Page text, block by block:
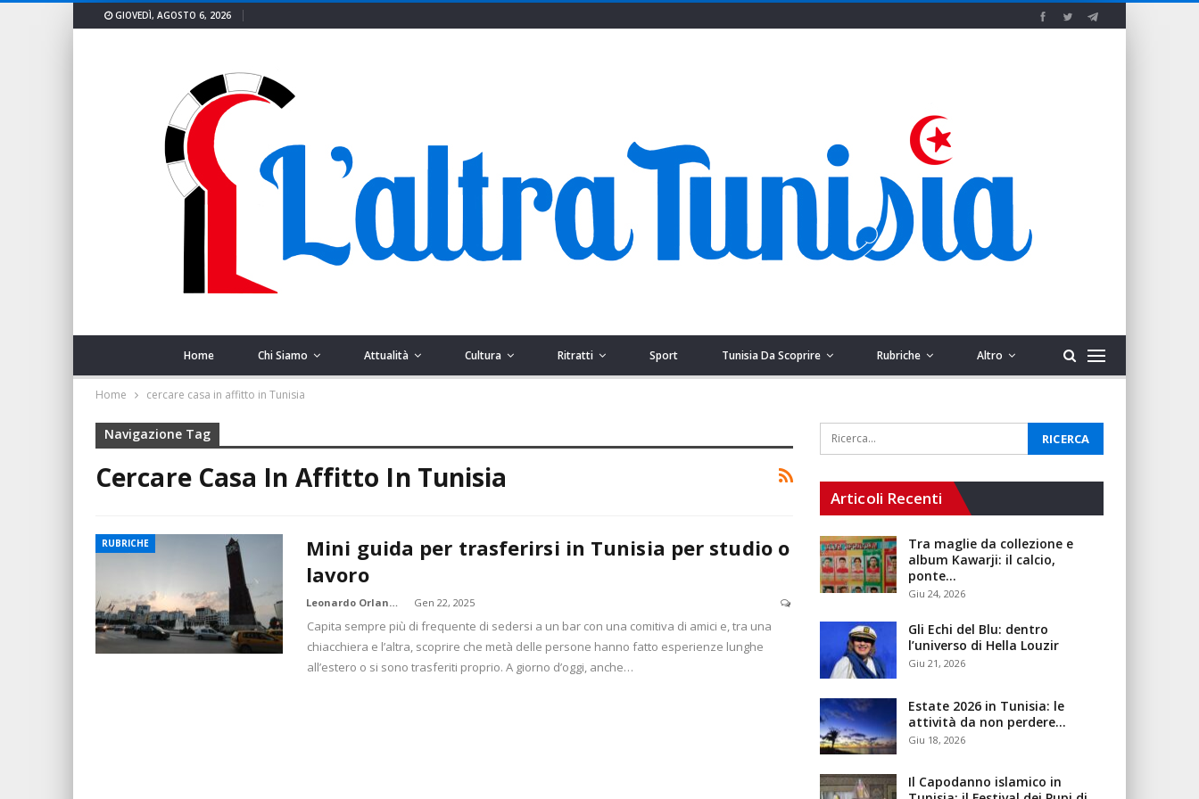
GIOVEDÌ, AGOSTO 6, 2026
Home Chi Siamo Attualità Cultura Ritratti Sport Tunisia Da Scoprire Rubriche Altro
Home cercare casa in affitto in Tunisia
Navigazione Tag
Cercare Casa In Affitto In Tunisia
RUBRICHE
Mini guida per trasferirsi in Tunisia per studio o
lavoro
Leonardo Orlandi Gen 22, 2025
Capita sempre più di frequente di sedersi a un bar con una comitiva di amici e, tra una
chiacchiera e l’altra, scoprire che metà delle persone hanno fatto esperienze lunghe
all’estero o si sono trasferiti proprio. A giorno d’oggi, anche…
Articoli Recenti
Tra maglie da collezione e
album Kawarji: il calcio,
ponte…
Giu 24, 2026
Gli Echi del Blu: dentro
l’universo di Hella Louzir
Giu 21, 2026
Estate 2026 in Tunisia: le
attività da non perdere…
Giu 18, 2026
Il Capodanno islamico in